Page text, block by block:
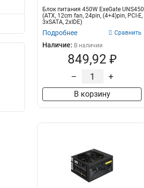
Блок питания 450W ExeGate UNS450
(ATX, 12cm fan, 24pin, (4+4)pin, PCI-E,
3xSATA, 2xIDE)
Подробнее Сравнить
Наличие: В наличии
849,92 ₽
– +
В корзину